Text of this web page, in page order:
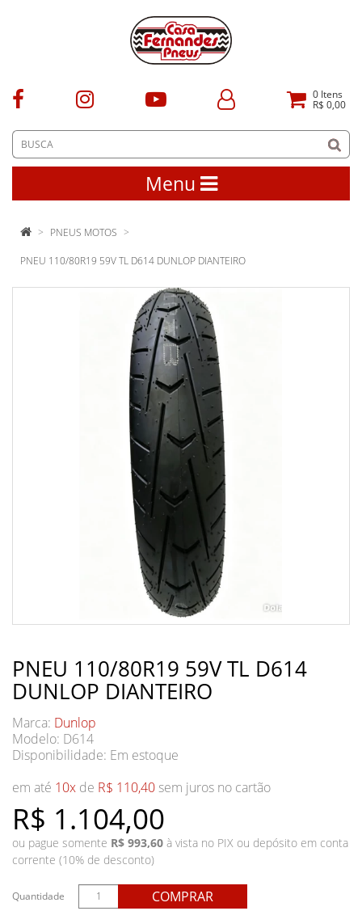
0 Itens
R$ 0,00
Menu
PNEUS MOTOS
PNEU 110/80R19 59V TL D614 DUNLOP DIANTEIRO
PNEU 110/80R19 59V TL D614
DUNLOP DIANTEIRO
Marca: Dunlop
Modelo: D614
Disponibilidade: Em estoque
R$ 1.104,00
em até 10x de R$ 110,40 sem juros no cartão
ou pague somente R$ 993,60 à vista no PIX ou depósito em conta
corrente (10% de desconto)
Quantidade COMPRAR